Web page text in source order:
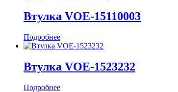
Втулка VOE-15110003
Подробнее
Втулка VOE-1523232
Подробнее